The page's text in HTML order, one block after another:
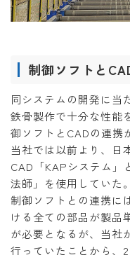
制御ソフトと
同システムの開発に当
鉄骨製作で十分な性能
御ソフトとCADの連携
当社では以前より、日
CAD「KAPシステム」
法師」を使用していた。
制御ソフトとの連携に
ける全ての部品が製品
が必要となるが、当社
行っていたことから、